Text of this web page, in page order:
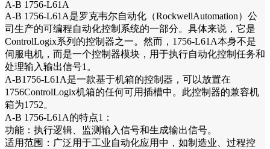
A-B 1756-L61A
A-B 1756-L61A是罗克韦尔自动化（RockwellAutomation）公
司生产的可编程自动化控制系统的一部分。具体来说，它是
ControlLogix系列的控制器之一。然而，1756-L61A本身不是
伺服电机，而是一个控制器模块，用于执行自动化控制任务和
处理输入输出信号1。
A-B1756-L61A是一款基于机箱的控制器，可以放置在
1756ControlLogix机箱的任何可用插槽中。此控制器的兼容机
箱为1752。
A-B 1756-L61A的特点1：
功能：执行逻辑、监测输入信号和生成输出信号。
适用范围：广泛用于工业自动化应用中，如制造业、过程控